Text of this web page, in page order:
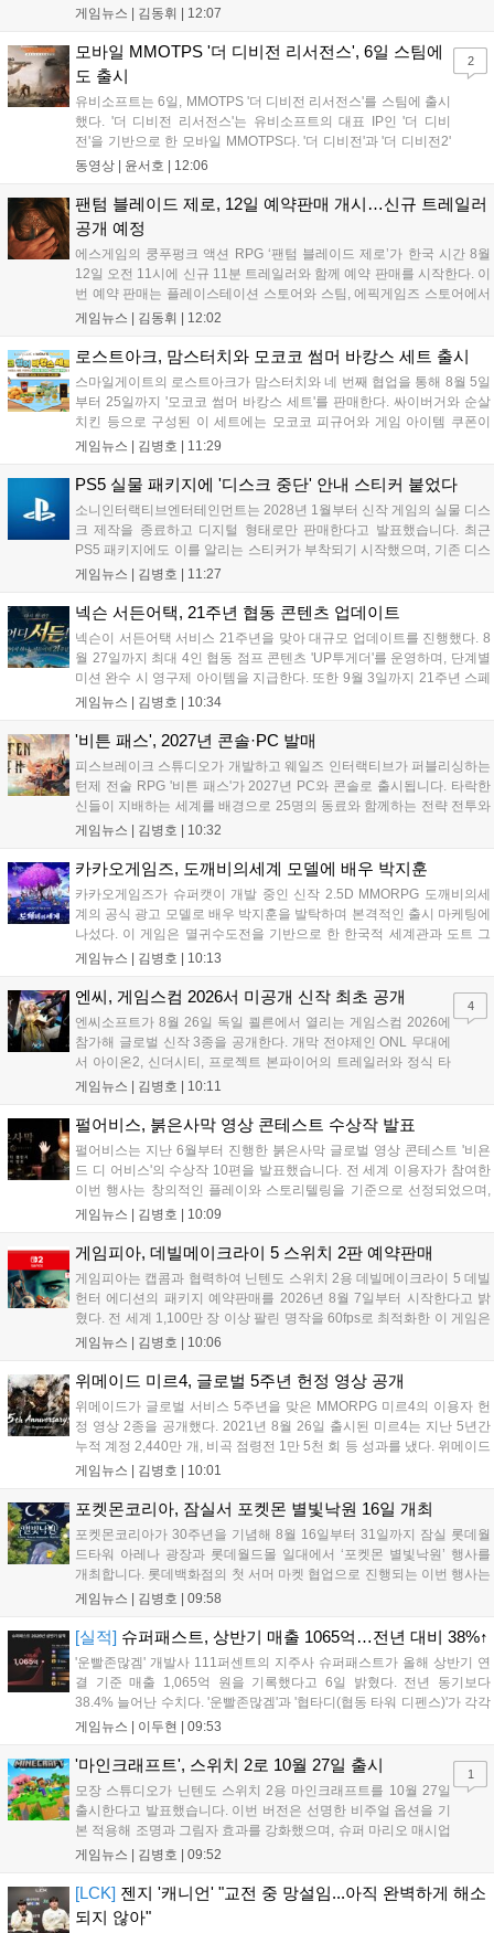
'아랑전설 시티 오브 더 울브스', '팰월드' 등 인기 타이틀을 최대 90% 할
론 네이버페이 포인트 추가 적립 혜택도 받을 수 있으며, 자세한 내용은
공식 네이버 스마트 스토어에서 확인 가능합니다....
게임뉴스 | 김동휘 12:07
모바일 MMOTPS '더 디비전 리서전스', 6일 스팀에
도 출시
유비소프트는 6일, MMOTPS '더 디비전 리서전스'를 스팀에 출시
했다. '더 디비전 리서전스'는 유비소프트의 대표 IP인 '더 디비
전'을 기반으로 한 모바일 MMOTPS다. '더 디비전'과 '더 디비전2'
사이의 시기를 배경으로 하고 있으며, 완전히 새로운 독립형 스토
의 디비전 요원이 되어...
동영상 | 윤서호 12:06
2
팬텀 블레이드 제로, 12일 예약판매 개시…신규 트레일러
공개 예정
에스게임의 쿵푸펑크 액션 RPG ‘팬텀 블레이드 제로’가 한국 시간 8월
12일 오전 11시에 신규 11분 트레일러와 함께 예약 판매를 시작한다. 이
번 예약 판매는 플레이스테이션 스토어와 스팀, 에픽게임즈 스토어에서
진행되며, 개발이 완료된 게임은 10월 29일 정식 출시될 예정이다. 언리
콤보 액션과 세미 오픈월드 환경을 특징으로 한다....
게임뉴스 | 김동휘 12:02
로스트아크, 맘스터치와 모코코 썸머 바캉스 세트 출시
스마일게이트의 로스트아크가 맘스터치와 네 번째 협업을 통해 8월 5일
부터 25일까지 '모코코 썸머 바캉스 세트'를 판매한다. 싸이버거와 순살
치킨 등으로 구성된 이 세트에는 모코코 피규어와 게임 아이템 쿠폰이
포함된다. 전국 매장 및 배달 앱으로 구매 가능하며, 수익금은 사회 공헌
세한 정보는 공식 홈페이지에서 확인 가능하다....
게임뉴스 | 김병호 11:29
PS5 실물 패키지에 '디스크 중단' 안내 스티커 붙었다
소니인터랙티브엔터테인먼트는 2028년 1월부터 신작 게임의 실물 디스
크 제작을 종료하고 디지털 형태로만 판매한다고 발표했습니다. 최근
PS5 패키지에도 이를 알리는 스티커가 부착되기 시작했으며, 기존 디스
크는 계속 이용 가능합니다. 7월 31일 실적 발표에서 소니 측은 이용자
다. 향후 지역별 유통 방식은 미정입니다....
게임뉴스 | 김병호 11:27
넥슨 서든어택, 21주년 협동 콘텐츠 업데이트
넥슨이 서든어택 서비스 21주년을 맞아 대규모 업데이트를 진행했다. 8
월 27일까지 최대 4인 협동 점프 콘텐츠 'UP투게더'를 운영하며, 단계별
미션 완수 시 영구제 아이템을 지급한다. 또한 9월 3일까지 21주년 스페
셜 교환소와 웹 이벤트, 출석 챌린지 등 다채로운 행사를 연다. 8월 9일까
운영하며 혜택을 제공한다. 특히 8월 6일 오후 8시에는 공식 SOOP 채널
에서 '2026 시즌3 서든라이브' 생방송을 통해 업데이트를 소개하고 시청
자에게 다양한 보상을 지급할 예정이다....
게임뉴스 | 김병호 10:34
'비튼 패스', 2027년 콘솔·PC 발매
피스브레이크 스튜디오가 개발하고 웨일즈 인터랙티브가 퍼블리싱하는
턴제 전술 RPG '비튼 패스'가 2027년 PC와 콘솔로 출시됩니다. 타락한
신들이 지배하는 세계를 배경으로 25명의 동료와 함께하는 전략 전투와
듀얼 잡 시스템이 특징입니다. 킥스타터 펀딩을 성공적으로 마친 이 게
은 미정입니다....
게임뉴스 | 김병호 10:32
카카오게임즈, 도깨비의세계 모델에 배우 박지훈
카카오게임즈가 슈퍼캣이 개발 중인 신작 2.5D MMORPG 도깨비의세
계의 공식 광고 모델로 배우 박지훈을 발탁하며 본격적인 출시 마케팅에
나섰다. 이 게임은 멸귀수도전을 기반으로 한 한국적 세계관과 도트 그
래픽이 특징이다. 오는 8월 사전등록을 시작으로 9월에는 쇼케이스를 통
즈는 박지훈의 이미지를 활용해 게임의 독창적인 재미를 알릴 계획이
다....
게임뉴스 | 김병호 10:13
엔씨, 게임스컴 2026서 미공개 신작 최초 공개
엔씨소프트가 8월 26일 독일 쾰른에서 열리는 게임스컴 2026에
참가해 글로벌 신작 3종을 공개한다. 개막 전야제인 ONL 무대에
서 아이온2, 신더시티, 프로젝트 본파이어의 트레일러와 정식 타
이틀이 발표될 예정이다. 특히 아이온2는 9월 30일 얼리액세스를
베일을 벗는다. 또한 북미 스튜디오가 개발 중인 길드워3는 B2B
관에 출품되어 글로벌 시장 공략에 나선다. 엔씨는 이번 행사를
통해 전 세계 이용자와의 접점을 확대하고 신작에 대한 기대감을
극대화할 계획이다....
게임뉴스 | 김병호 10:11
4
펄어비스, 붉은사막 영상 콘테스트 수상작 발표
펄어비스는 지난 6월부터 진행한 붉은사막 글로벌 영상 콘테스트 '비욘
드 디 어비스'의 수상작 10편을 발표했습니다. 전 세계 이용자가 참여한
이번 행사는 창의적인 플레이와 스토리텔링을 기준으로 선정되었으며,
수상자들에게는 펄어비스 사옥 '홈 원' 초청 혜택과 기념 주화 및 굿즈가
인공 클리프의 여정을 담은 액션 어드벤처 게임으로 기대를 모으고 있습
니다....
게임뉴스 | 김병호 10:09
게임피아, 데빌메이크라이 5 스위치 2판 예약판매
게임피아는 캡콤과 협력하여 닌텐도 스위치 2용 데빌메이크라이 5 데빌
헌터 에디션의 패키지 예약판매를 2026년 8월 7일부터 시작한다고 밝
혔다. 전 세계 1,100만 장 이상 팔린 명작을 60fps로 최적화한 이 게임은
한국어를 공식 지원하며, 본편 외 다양한 추가 콘텐츠가 포함된다. 국내
쇼핑몰에서 진행된다. 청소년 이용 불가 등급이다....
게임뉴스 | 김병호 10:06
위메이드 미르4, 글로벌 5주년 헌정 영상 공개
위메이드가 글로벌 서비스 5주년을 맞은 MMORPG 미르4의 이용자 헌
정 영상 2종을 공개했다. 2021년 8월 26일 출시된 미르4는 지난 5년간
누적 계정 2,440만 개, 비곡 점령전 1만 5천 회 등 성과를 냈다. 위메이드
는 감사의 의미를 담은 오리지널 음원 뮤직비디오와 성과 정리 영상을
하겠다는 의지를 밝혔다....
게임뉴스 | 김병호 10:01
포켓몬코리아, 잠실서 포켓몬 별빛낙원 16일 개최
포켓몬코리아가 30주년을 기념해 8월 16일부터 31일까지 잠실 롯데월
드타워 아레나 광장과 롯데월드몰 일대에서 ‘포켓몬 별빛낙원’ 행사를
개최합니다. 롯데백화점의 첫 서머 마켓 협업으로 진행되는 이번 행사는
초대형 잉어킹 수로와 LED 폭포 등 신비로운 테마 공간과 팝업스토어,
화점몰에서 진행되며, 방문객에게는 프로모 카드 등 다양한 혜택이 제공
됩니다. 포켓몬과 함께하는 이번 여름 축제는 포켓몬 공식 홈페이지를
통해 상세 내용을 확인할 수 있습니다....
게임뉴스 | 김병호 09:58
[실적] 슈퍼패스트, 상반기 매출 1065억…전년 대비 38%↑
'운빨존많겜' 개발사 111퍼센트의 지주사 슈퍼패스트가 올해 상반기 연
결 기준 매출 1,065억 원을 기록했다고 6일 밝혔다. 전년 동기보다
38.4% 늘어난 수치다. '운빨존많겜'과 '협타디(협동 타워 디펜스)'가 각각
629억 원과 329억 원을 올려 전체 매출의 90%를 채웠다. 특히 2024년
게임뉴스 | 이두현 09:53
'마인크래프트', 스위치 2로 10월 27일 출시
모장 스튜디오가 닌텐도 스위치 2용 마인크래프트를 10월 27일
출시한다고 발표했습니다. 이번 버전은 선명한 비주얼 옵션을 기
본 적용해 조명과 그림자 효과를 강화했으며, 슈퍼 마리오 매시업
팩도 업데이트됩니다. 기존 월드 이관이 가능하며 디지털 업그레
됩니다. 일부 환경에서는 해당 그래픽 옵션이 제한될 수 있습니
다....
게임뉴스 | 김병호 09:52
1
[LCK] 젠지 '캐니언' "교전 중 망설임...아직 완벽하게 해소
되지 않아"